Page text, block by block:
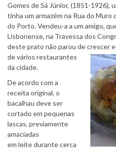
Gomes de Sá Júnior, (1851-1926),
tinha um armazém na Rua do Muro
do Porto. Vendeu-a a um amigo,
Lisbonense, na Travessa dos
deste prato não parou de crescer
de vários restaurantes
da cidade.
De acordo com a
receita original, o
bacalhau deve ser
cortado em pequenas
lascas, previamente
amaciadas
em leite durante cerca